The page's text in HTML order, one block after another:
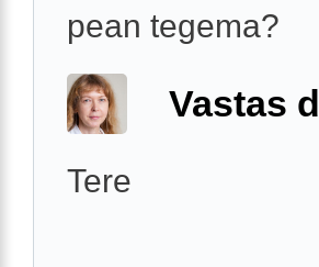
pean tegema?
Vastas
Tere